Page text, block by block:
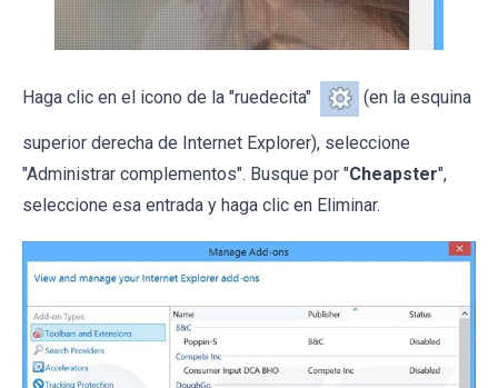
Haga clic en el icono de la "ruedecita" (en la esquina
superior derecha de Internet Explorer), seleccione
"Administrar complementos". Busque por "Cheapster",
seleccione esa entrada y haga clic en Eliminar.